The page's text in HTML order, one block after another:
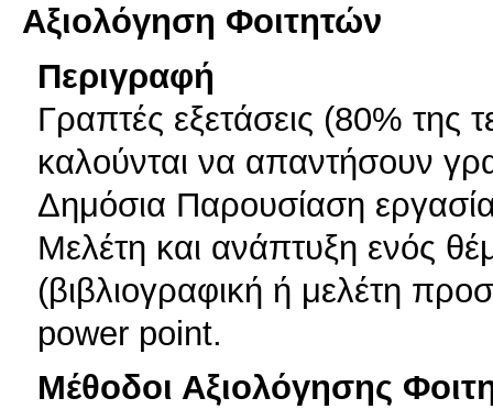
Αξιολόγηση Φοιτητών
Περιγραφή
Γραπτές εξετάσεις (80% της
καλούνται να απαντήσουν
Δημόσια Παρουσίαση
Μελέτη και ανάπτυξη ενός
(βιβλιογραφική ή μελέτη
power point.
Μέθοδοι Αξιολόγησης